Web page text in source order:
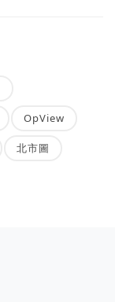
OpView
北市圖